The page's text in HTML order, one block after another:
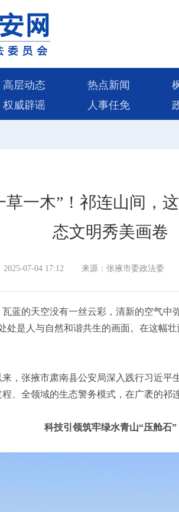
高层动态 热点新闻
权威辟谣 人事任免
草一木”！祁连山间，
态文明秀美画卷
2025-07-04 17:12 来源：张掖市委政法委
蓝的天空没有一丝云彩，清新的空气中
是人与自然和谐共生的画面。在这幅壮
，张掖市肃南县公安局深入践行习近平
、全领域的生态警务模式，在广袤的祁
科技引领筑牢绿水青山“压舱石”